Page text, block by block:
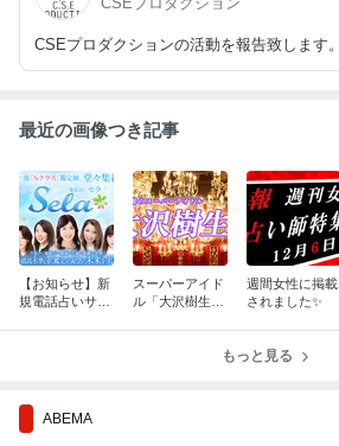
最近の画像つき記事
【お知らせ】新
規電話占いサイ
スーパーアイド
ル「大沢樹生」
週間女性に掲載
されました✨
もっと見る
ABEMA